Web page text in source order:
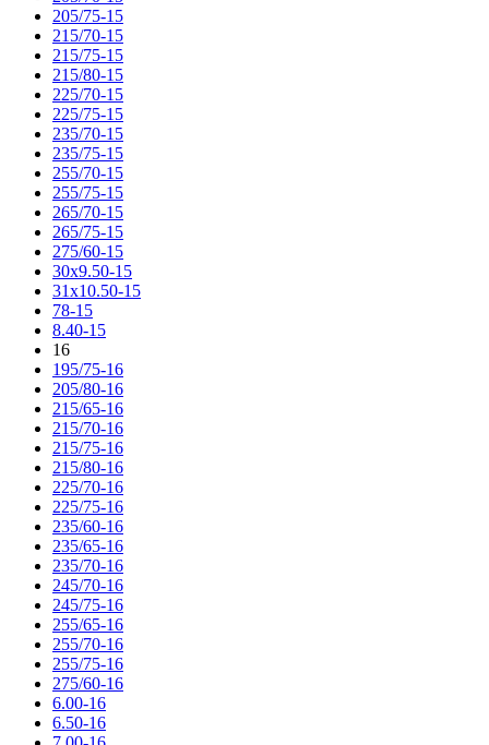
205/75-15
215/70-15
215/75-15
215/80-15
225/70-15
225/75-15
235/70-15
235/75-15
255/70-15
255/75-15
265/70-15
265/75-15
275/60-15
30x9.50-15
31x10.50-15
78-15
8.40-15
16
195/75-16
205/80-16
215/65-16
215/70-16
215/75-16
215/80-16
225/70-16
225/75-16
235/60-16
235/65-16
235/70-16
245/70-16
245/75-16
255/65-16
255/70-16
255/75-16
275/60-16
6.00-16
6.50-16